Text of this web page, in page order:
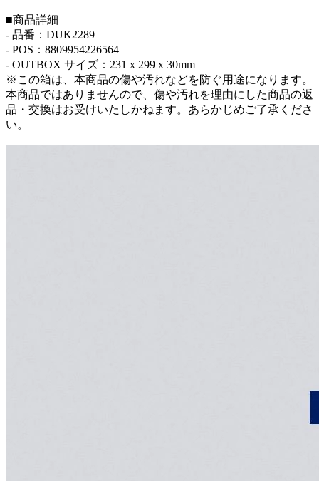
■商品詳細
- 品番：DUK2289
- POS：8809954226564
- OUTBOX サイズ：231 x 299 x 30mm
※この箱は、本商品の傷や汚れなどを防ぐ用途になります。
本商品ではありませんので、傷や汚れを理由にした商品の返
品・交換はお受けいたしかねます。あらかじめご了承くださ
い。